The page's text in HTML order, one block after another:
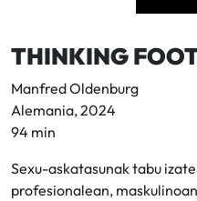
THINKING
Manfred Oldenburg
Alemania, 2024
94 min
Sexu-askatasunak tabu
profesionalean,